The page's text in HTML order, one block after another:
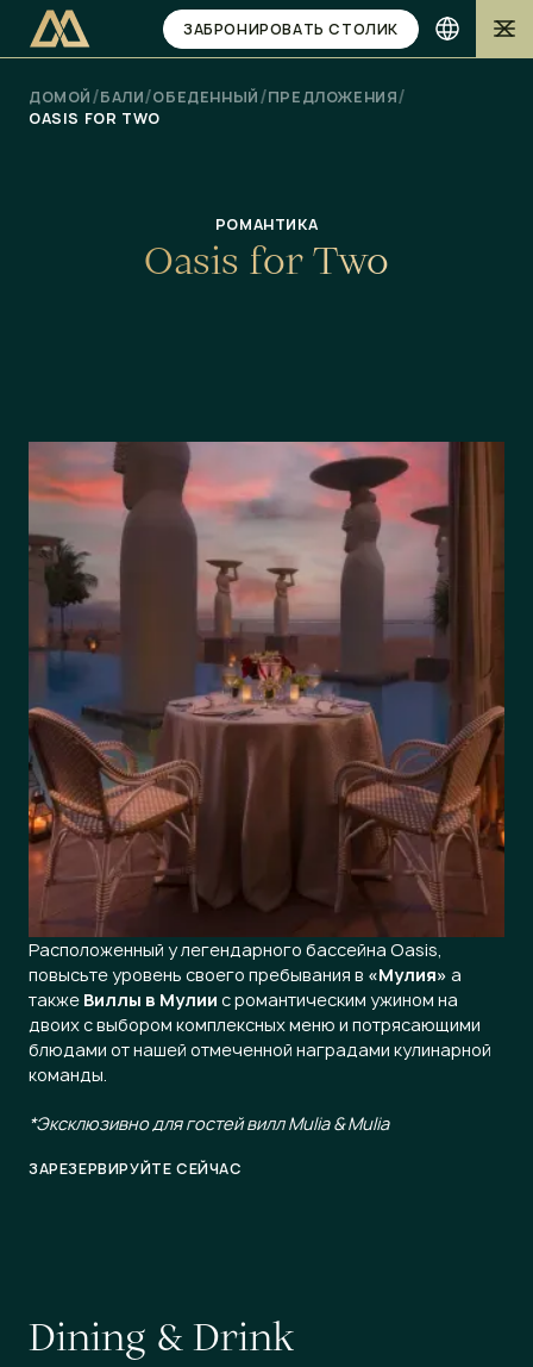
ЗАБРОНИРОВАТЬ СТОЛИК
ДОМОЙ/БАЛИ/ОБЕДЕННЫЙ/ПРЕДЛОЖЕНИЯ/
OASIS FOR TWO
РОМАНТИКА
Oasis forTwo
Расположенный у легендарного бассейна Oasis,
повысьте уровень своего пребывания в «Мулия» а
также Виллы в Мулии с романтическим ужином на
двоих с выбором комплексных меню и потрясающими
блюдами от нашей отмеченной наградами кулинарной
команды.
*Эксклюзивно для гостей вилл Mulia & Mulia
ЗАРЕЗЕРВИРУЙТЕ СЕЙЧАС
Dining &Drink